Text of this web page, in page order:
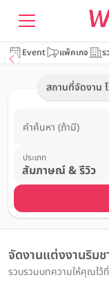
Event แพ็คเกจ ร
สถานที่จัดงาน
คำค้นหา (ถ้ามี)
ประเภท
จัดงานแต่งงานริมช
รวบรวมบทความให้คุณไว้